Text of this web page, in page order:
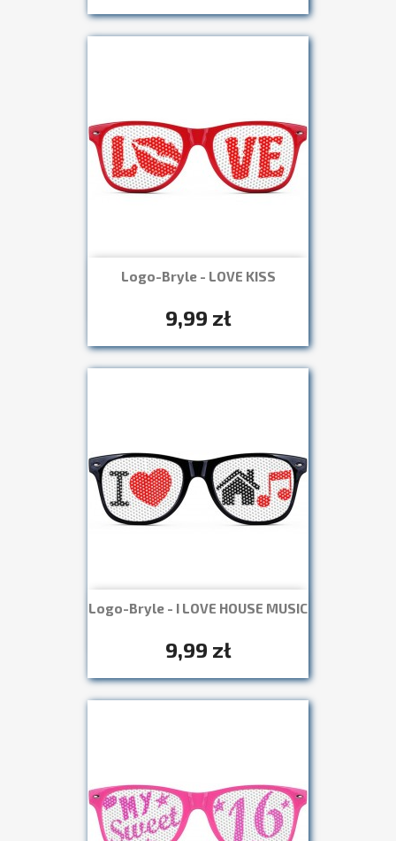
Logo-Bryle - LOVE KISS
9,99 zł
Szybki podgląd
Logo-Bryle - I LOVE HOUSE MUSIC
9,99 zł
Szybki podgląd